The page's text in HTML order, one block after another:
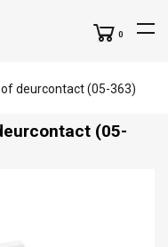
0
deurcontact (05-363)
(05-